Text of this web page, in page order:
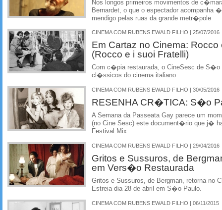
Nos longos primeiros movimentos de
Bernardet, o que o espectador acompanha
mendigo pelas ruas da grande metr�pole
CINEMA COM RUBENS EWALD FILHO | 25/07/2016
Em Cartaz no Cinema:
(Rocco e i suoi Fratelli)
Com c�pia restaurada, o CineSesc de
cl�ssicos do cinema italiano
CINEMA COM RUBENS EWALD FILHO | 30/05/2016
RESENHA CR�TICA: S�o
A Semana da Passeata Gay parece um
(no Cine Sesc) este document�rio que j�
Festival Mix
CINEMA COM RUBENS EWALD FILHO | 29/04/2016
Gritos e Sussuros, de
em Vers�o Restaurada
Gritos e Sussuros, de Bergman, retorna no
Estreia dia 28 de abril em S�o Paulo.
CINEMA COM RUBENS EWALD FILHO | 06/11/2015